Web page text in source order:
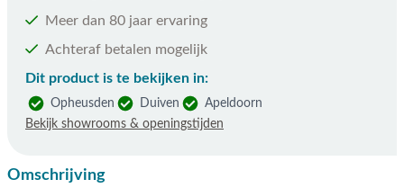
Meer dan 80 jaar ervaring
Achteraf betalen mogelijk
Dit product is te bekijken in:
Opheusden Duiven
Apeldoorn
Bekijk showrooms & openingstijden
Omschrijving